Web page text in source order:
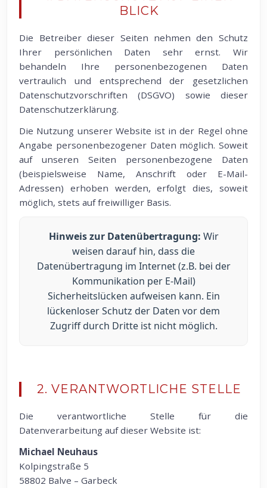
BLICK
Die Betreiber dieser Seiten nehmen den Schutz
Ihrer persönlichen Daten sehr ernst. Wir
behandeln Ihre personenbezogenen Daten
vertraulich und entsprechend der gesetzlichen
Datenschutzvorschriften (DSGVO) sowie dieser
Datenschutzerklärung.
Die Nutzung unserer Website ist in der Regel ohne
Angabe personenbezogener Daten möglich. Soweit
auf unseren Seiten personenbezogene Daten
(beispielsweise Name, Anschrift oder E-Mail-
Adressen) erhoben werden, erfolgt dies, soweit
möglich, stets auf freiwilliger Basis.
Hinweis zur Datenübertragung: Wir
weisen darauf hin, dass die
Datenübertragung im Internet (z.B. bei der
Kommunikation per E-Mail)
Sicherheitslücken aufweisen kann. Ein
lückenloser Schutz der Daten vor dem
Zugriff durch Dritte ist nicht möglich.
2. VERANTWORTLICHE STELLE
Die verantwortliche Stelle für die
Datenverarbeitung auf dieser Website ist:
Michael Neuhaus
Kolpingstraße 5
58802 Balve – Garbeck